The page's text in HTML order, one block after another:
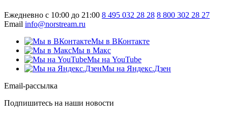
Ежедневно с 10:00 до 21:00 8 495 032 28 28 8 800 302 28 27
Email info@norstream.ru
Мы в ВКонтакте
Мы в Макс
Мы на YouTube
Мы на Яндекс.Дзен
Email-рассылка
Подпишитесь на наши новости